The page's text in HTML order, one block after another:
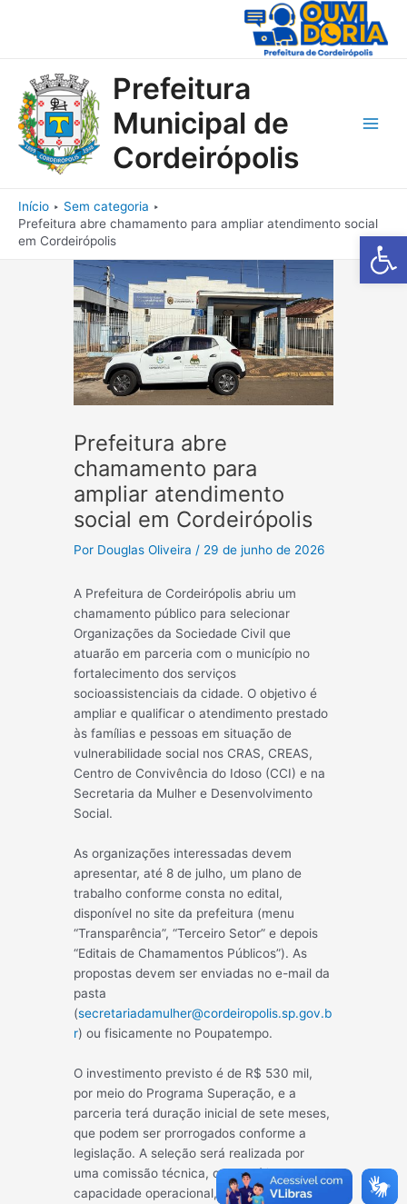
Barra de
Prefeitura
Municipal de
Cordeirópolis
Início
Sem categoria
Prefeitura abre chamamento para ampliar atendimento social
em Cordeirópolis
Prefeitura abre
chamamento para
ampliar atendimento
social em Cordeirópolis
Por Douglas Oliveira / 29 de junho de 2026
A Prefeitura de Cordeirópolis abriu um
chamamento público para selecionar
Organizações da Sociedade Civil que
atuarão em parceria com o município no
fortalecimento dos serviços
socioassistenciais da cidade. O objetivo é
ampliar e qualificar o atendimento prestado
às famílias e pessoas em situação de
vulnerabilidade social nos CRAS, CREAS,
Centro de Convivência do Idoso (CCI) e na
Secretaria da Mulher e Desenvolvimento
Social.
As organizações interessadas devem
apresentar, até 8 de julho, um plano de
trabalho conforme consta no edital,
disponível no site da prefeitura (menu
“Transparência”, “Terceiro Setor” e depois
“Editais de Chamamentos Públicos”). As
propostas devem ser enviadas no e-mail da
pasta
(secretariadamulher@cordeiropolis.sp.gov.b
r) ou fisicamente no Poupatempo.
O investimento previsto é de R$ 530 mil,
por meio do Programa Superação, e a
parceria terá duração inicial de sete meses,
que podem ser prorrogados conforme a
legislação. A seleção será realizada por
uma comissão técnica, com análise da
capacidade operacional, experiência na